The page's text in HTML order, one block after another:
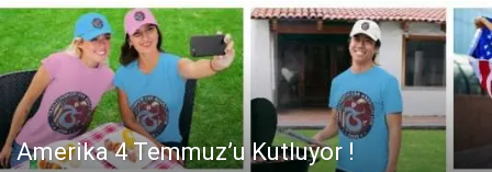
Amerika 4 Temmuz’u Kutluyor !